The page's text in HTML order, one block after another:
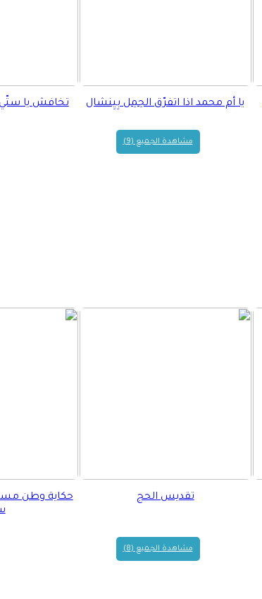
يا أم محمد اذا اتفرّق الحِمِل بِيِنشال تخافش يا ستّي
مشاهدة الجميع (9)
تقديس الحج
مشاهدة الجميع (8)